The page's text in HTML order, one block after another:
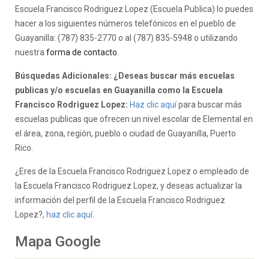
Escuela Francisco Rodriguez Lopez (Escuela Publica) lo puedes
hacer a los siguientes números telefónicos en el pueblo de
Guayanilla: (787) 835-2770 o al (787) 835-5948 o utilizando
nuestra forma de contacto
Búsquedas Adicionales: ¿Deseas buscar más escuelas
publicas y/o escuelas en Guayanilla como la Escuela
Francisco Rodriguez Lopez: Haz clic aquípara buscar más
escuelas publicas que ofrecen un nivel escolar de Elemental en
el área, zona, región, pueblo o ciudad de Guayanilla, Puerto
Rico.
¿Eres de la Escuela Francisco Rodriguez Lopez o empleado de
la Escuela Francisco Rodriguez Lopez, y deseas actualizar la
información del perfil de la Escuela Francisco Rodriguez
Lopez?, haz clic aquí.
Mapa Google